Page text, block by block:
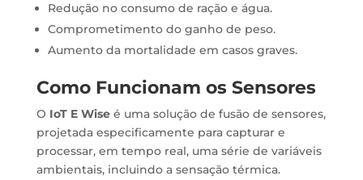
Redução no consumo de ração e água.
Comprometimento do ganho de peso.
Aumento da mortalidade em casos graves.
Como Funcionam os Sensores
O IoT E Wiseé uma solução de fusão de sensores,
projetada especificamente para capturar e
processar, em tempo real, uma série de variáveis
ambientais, incluindo a sensação térmica.